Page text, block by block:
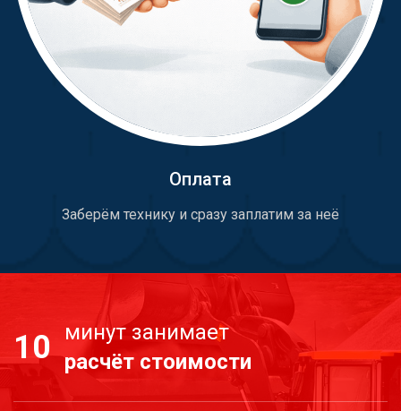
Оплата
Заберём технику и сразу заплатим за неё
10
минут занимает
расчёт стоимости